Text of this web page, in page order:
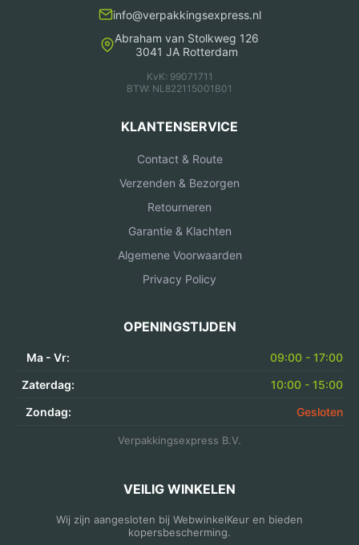
info@verpakkingsexpress.nl
Abraham van Stolkweg 126
3041 JA Rotterdam
KvK: 99071711
BTW: NL822115001B01
KLANTENSERVICE
Contact & Route
Verzenden & Bezorgen
Retourneren
Garantie & Klachten
Algemene Voorwaarden
Privacy Policy
OPENINGSTIJDEN
Ma - Vr:
09:00 - 17:00
Zaterdag:
10:00 - 15:00
Zondag:
Gesloten
Verpakkingsexpress B.V.
VEILIG WINKELEN
Wij zijn aangesloten bij WebwinkelKeur en bieden
kopersbescherming.